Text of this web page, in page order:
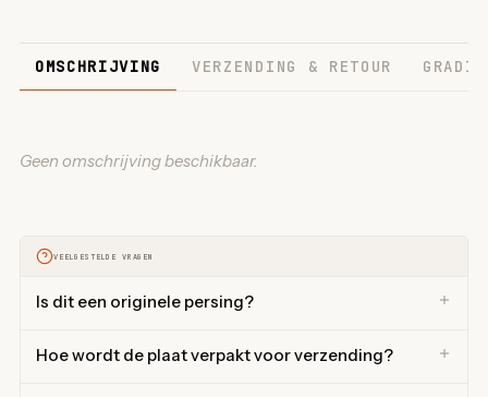
OMSCHRIJVING VERZENDING & RETOUR
Geen omschrijving beschikbaar.
VEELGESTELDE VRAGEN
Is dit een originele persing?
Hoe wordt de plaat verpakt voor verzending?